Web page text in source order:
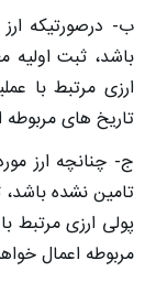
ب‌- درصورتیکه
باشد، ثبت اولیه
ارزی مرتبط با
تاریخ های
ج- چنانچه ارز
تامین نشده باشد،
پولی ارزی مرتبط
مربوطه اعمال